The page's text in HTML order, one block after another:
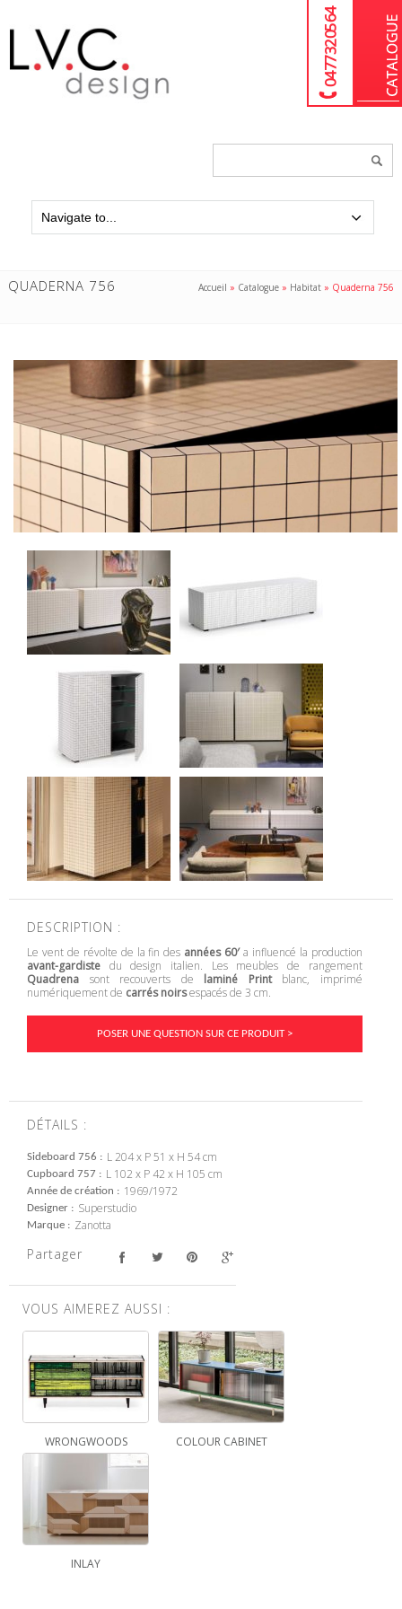
04 77 32 05 64
QUADERNA 756 Accueil » Catalogue » Habitat » Quaderna 756
DESCRIPTION :
Le vent de révolte de la fin des années 60′a influencé la production
avant-gardiste du design italien. Les meubles de rangement
Quadrena sont recouverts de laminé Printblanc, imprimé
numériquement de carrés noirsespacés de 3 cm.
POSER UNE QUESTION SUR CE PRODUIT >
DÉTAILS :
Sideboard 756 L 204 x P 51 x H 54 cm
Cupboard 757 L 102 x P 42 x H 105 cm
Année de création 1969/1972
Designer Superstudio
Marque Zanotta
Partager
VOUS AIMEREZ AUSSI :
WRONGWOODS COLOUR CABINET
INLAY